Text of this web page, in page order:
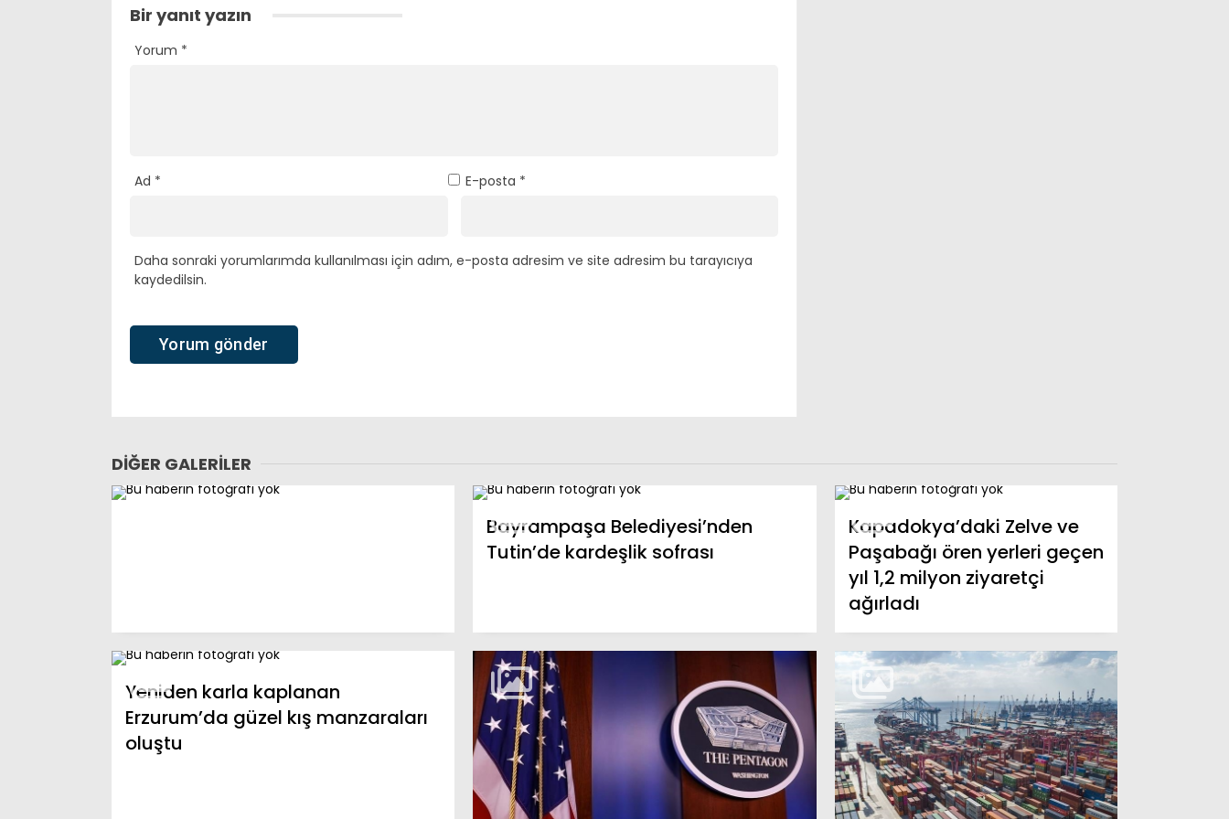
Bir yanıt yazın
Yorum *
Ad * E-posta *
Daha sonraki yorumlarımda kullanılması için adım, e-posta adresim ve site adresim bu tarayıcıya
kaydedilsin.
DIĞER GALERILER
Bayrampaşa Belediyesi’nden
Tutin’de kardeşlik sofrası
Kapadokya’daki Zelve ve
Paşabağı ören yerleri geçen
yıl 1,2 milyon ziyaretçi
ağırladı
Yeniden karla kaplanan
Erzurum’da güzel kış manzaraları
oluştu